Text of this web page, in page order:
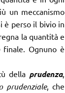
un meccanismo
è perso il bivio in
la quantità e
finale. Ognuno è
della prudenza,
prudenziale, che